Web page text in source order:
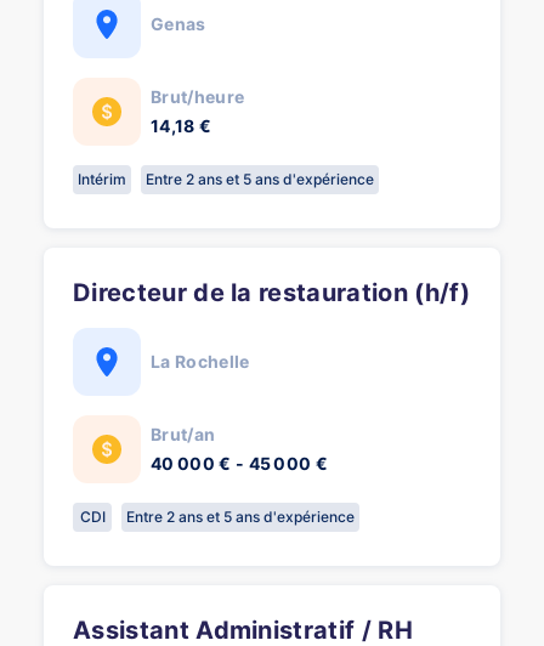
Genas
Brut/heure
14,18 €
Intérim Entre 2 ans et 5 ans d'expérience
Directeur de la restauration (h/f)
La Rochelle
Brut/an
40 000 € - 45 000 €
CDI Entre 2 ans et 5 ans d'expérience
Assistant Administratif / RH